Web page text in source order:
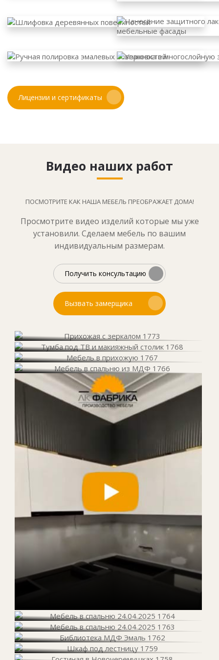
Лицензии и сертификаты
Видео наших работ
ПОСМОТРИТЕ КАК НАША МЕБЕЛЬ ПРЕОБРАЖАЕТ ДОМА!
Просмотрите видео изделий которые мы уже
установили. Сделаем мебель по вашим
индивидуальным размерам.
Получить консультацию
Вызвать замерщика